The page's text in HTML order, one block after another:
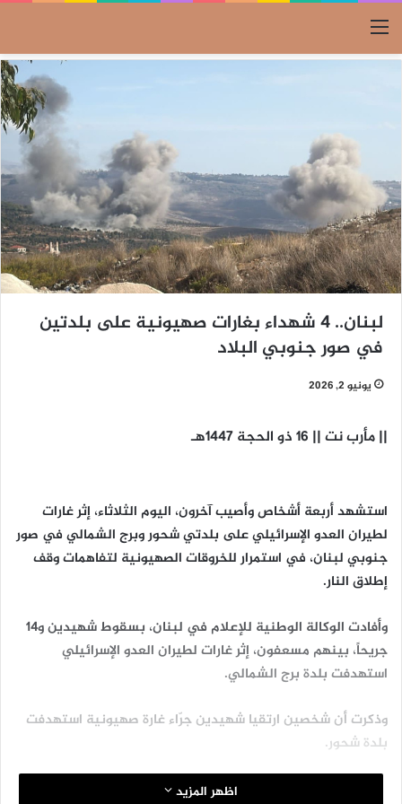
القائمة
لبنان.. 4 شهداء بغارات صهيونية على بلدتين
في صور جنوبي البلاد
يونيو 2, 2026
|| مأرب نت || 16 ذو الحجة 1447هـ
استشهد أربعة أشخاص وأصيب آخرون، اليوم الثلاثاء، إثر غارات
لطيران العدو الإسرائيلي على بلدتي شحور وبرج الشمالي في صور
جنوبي لبنان، في استمرار للخروقات الصهيونية لتفاهمات وقف
إطلاق النار.
وأفادت الوكالة الوطنية للإعلام في لبنان، بسقوط شهيدين و14
جريحاً، بينهم مسعفون، إثر غارات لطيران العدو الإسرائيلي
استهدفت بلدة برج الشمالي.
وذكرت أن شخصين ارتقيا شهيدين جرّاء غارة صهيونية استهدفت
بلدة شحور.
ومنذ الثاني من مارس الماضي، صعّد العدو الإسرائيلي، عدوانه
اظهر المزيد